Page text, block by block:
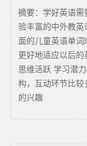
摘要：学好英语需
验丰富的中外教英
面的儿童英语单
更好地适应以后
思维活跃 学习潜
构，互动环节比
的兴趣